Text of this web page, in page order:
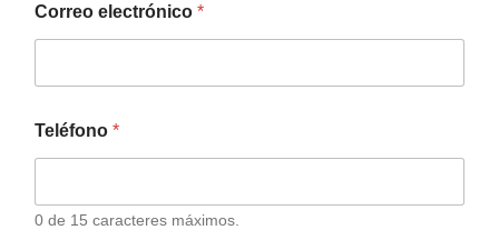
Correo electrónico *
Teléfono *
0 de 15 caracteres máximos.